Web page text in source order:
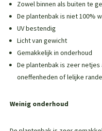
Zowel binnen als buiten te
De plantenbak is niet 100%
UV bestendig
Licht van gewicht
Gemakkelijk in onderhoud
De plantenbak is zeer
oneffenheden of lelijke
Weinig onderhoud